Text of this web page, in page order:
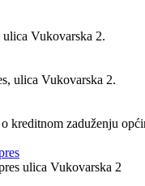
Vukovarska 2.
ulica Vukovarska 2.
zaduženju
ulica Vukovarska 2